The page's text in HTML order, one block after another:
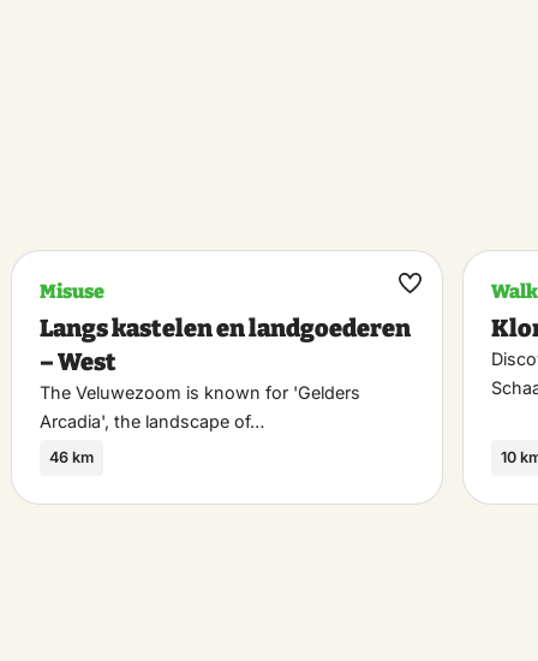
Misuse
Langs kastelen en landgoederen
– West
The Veluwezoom is known for 'Gelders
Arcadia', the landscape of…
46 km
Maak
favoriet
10